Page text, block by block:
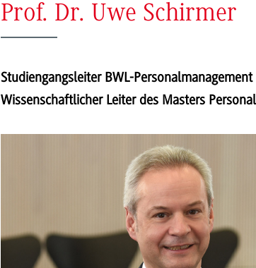
Prof. Dr. Uwe Schirmer
Studiengangsleiter BWL-Personalmanagement
Wissenschaftlicher Leiter des Masters